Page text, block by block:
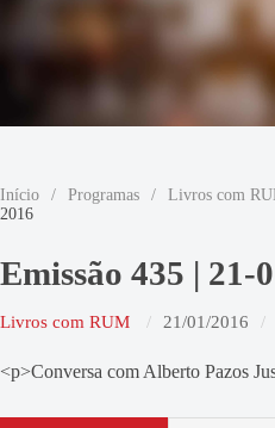
Início / Programas / Livros com
2016
Emissão 435 | 21-
Livros com RUM 21/01/2016
<p>Conversa com Alberto Pazos